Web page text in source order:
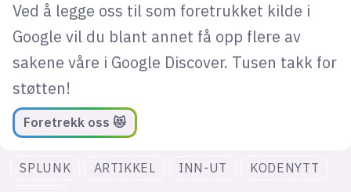
Ved å legge oss til som foretrukket kilde i
Google vil du blant annet få opp flere av
sakene våre i Google Discover. Tusen takk for
støtten!
Foretrekk oss 😻
SPLUNK ARTIKKEL INN-UT
KODENYTT